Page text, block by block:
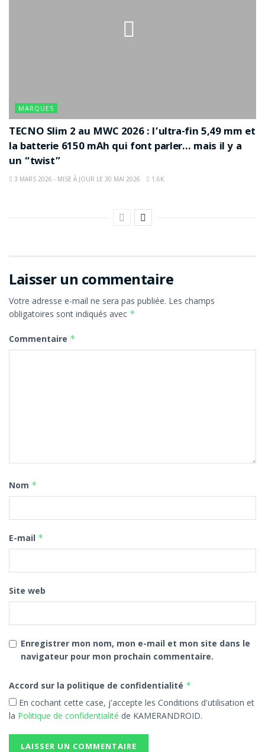
MARQUES
TECNO Slim 2 au MWC 2026 : l’ultra-fin 5,49 mm et
la batterie 6150 mAh qui font parler… mais il y a
un “twist”
3 MARS 2026 - MISE À JOUR LE 30 MAI 2026 1.6K
Laisser un commentaire
Votre adresse e-mail ne sera pas publiée. Les champs
obligatoires sont indiqués avec *
Commentaire *
Nom *
E-mail *
Site web
Enregistrer mon nom, mon e-mail et mon site dans le
navigateur pour mon prochain commentaire.
Accord sur la politique de confidentialité *
En cochant cette case, j'accepte les Conditions d'utilisation et
la Politique de confidentialité de KAMERANDROID.